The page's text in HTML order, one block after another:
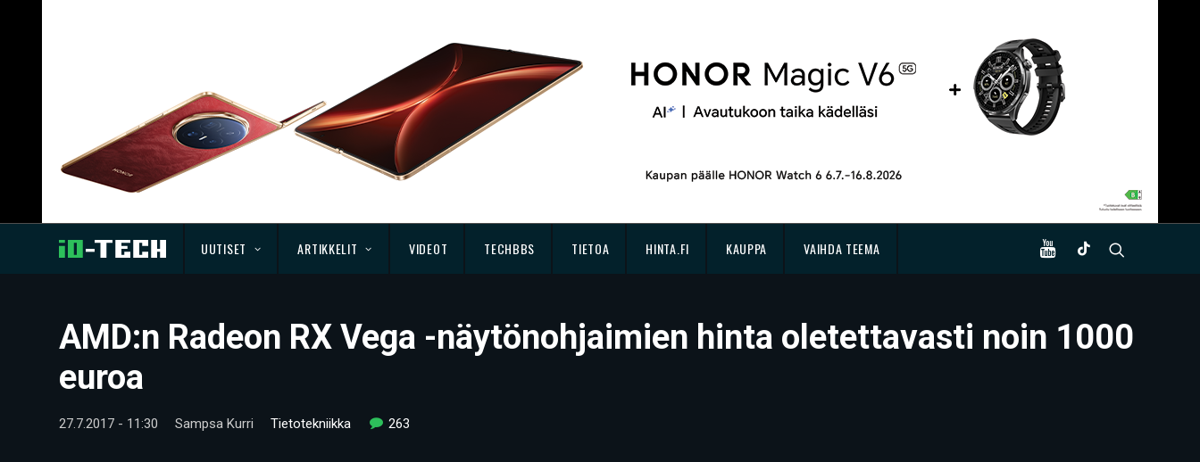
UUTISET ARTIKKELIT VIDEOT TECHBBS TIETOA HINTA.FI KAUPPA VAIHDA TEEMA
AMD:n Radeon RX Vega -näytönohjaimien hinta oletettavasti noin 1000
euroa
27.7.2017 - 11:30 Sampsa Kurri Tietotekniikka 263